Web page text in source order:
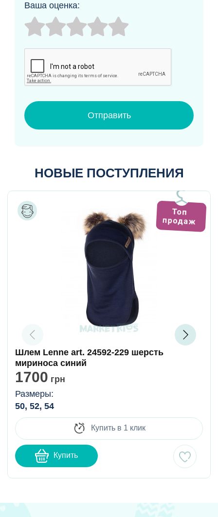
Ваша оценка:
Отправить
НОВЫЕ ПОСТУПЛЕНИЯ
Шлем Lenne art. 24592-229 шерсть
мириноса синий
1700 грн
Размеры:
50, 52, 54
Купить в 1 клик
Купить